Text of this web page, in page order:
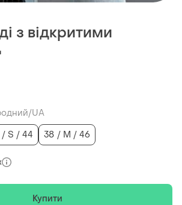
з відкритими
UA
/ S / 44 38 / M / 46
Купити